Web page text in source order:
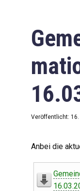
Bildung
Vereine
Leben in
Veröffentlicht: 16.
Anbei die